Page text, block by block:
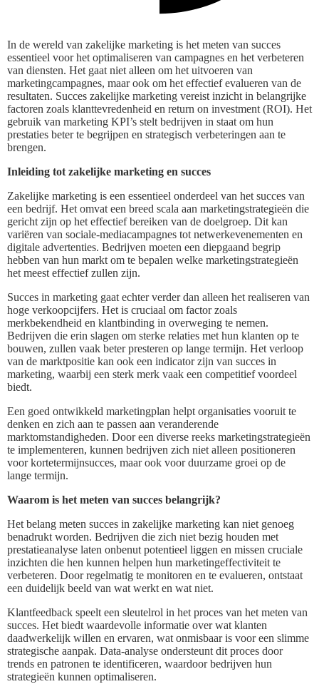
In de wereld van zakelijke marketing is het meten van succes
essentieel voor het optimaliseren van campagnes en het verbeteren
van diensten. Het gaat niet alleen om het uitvoeren van
marketingcampagnes, maar ook om het effectief evalueren van de
resultaten. Succes zakelijke marketing vereist inzicht in belangrijke
factoren zoals klanttevredenheid en return on investment (ROI). Het
gebruik van marketing KPI’s stelt bedrijven in staat om hun
prestaties beter te begrijpen en strategisch verbeteringen aan te
brengen.
Inleiding tot zakelijke marketing en succes
Zakelijke marketing is een essentieel onderdeel van het succes van
een bedrijf. Het omvat een breed scala aan marketingstrategieën die
gericht zijn op het effectief bereiken van de doelgroep. Dit kan
variëren van sociale-mediacampagnes tot netwerkevenementen en
digitale advertenties. Bedrijven moeten een diepgaand begrip
hebben van hun markt om te bepalen welke marketingstrategieën
het meest effectief zullen zijn.
Succes in marketing gaat echter verder dan alleen het realiseren van
hoge verkoopcijfers. Het is cruciaal om factor zoals
merkbekendheid en klantbinding in overweging te nemen.
Bedrijven die erin slagen om sterke relaties met hun klanten op te
bouwen, zullen vaak beter presteren op lange termijn. Het verloop
van de marktpositie kan ook een indicator zijn van succes in
marketing, waarbij een sterk merk vaak een competitief voordeel
biedt.
Een goed ontwikkeld marketingplan helpt organisaties vooruit te
denken en zich aan te passen aan veranderende
marktomstandigheden. Door een diverse reeks marketingstrategieën
te implementeren, kunnen bedrijven zich niet alleen positioneren
voor kortetermijnsucces, maar ook voor duurzame groei op de
lange termijn.
Waarom is het meten van succes belangrijk?
Het belang meten succes in zakelijke marketing kan niet genoeg
benadrukt worden. Bedrijven die zich niet bezig houden met
prestatieanalyse laten onbenut potentieel liggen en missen cruciale
inzichten die hen kunnen helpen hun marketingeffectiviteit te
verbeteren. Door regelmatig te monitoren en te evalueren, ontstaat
een duidelijk beeld van wat werkt en wat niet.
Klantfeedback speelt een sleutelrol in het proces van het meten van
succes. Het biedt waardevolle informatie over wat klanten
daadwerkelijk willen en ervaren, wat onmisbaar is voor een slimme
strategische aanpak. Data-analyse ondersteunt dit proces door
trends en patronen te identificeren, waardoor bedrijven hun
strategieën kunnen optimaliseren.